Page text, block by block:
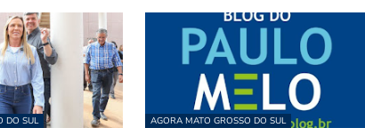
DO SUL AGORA MATO GROSSO DO SUL